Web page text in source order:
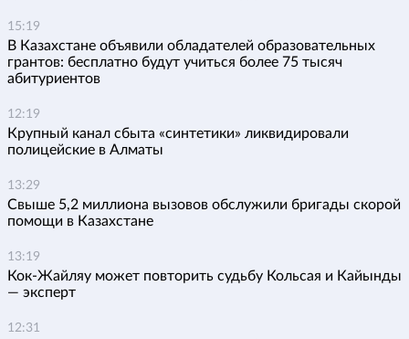
15:19
В Казахстане объявили обладателей образовательных
грантов: бесплатно будут учиться более 75 тысяч
абитуриентов
12:19
Крупный канал сбыта «синтетики» ликвидировали
полицейские в Алматы
13:29
Свыше 5,2 миллиона вызовов обслужили бригады скорой
помощи в Казахстане
13:19
Кок-Жайляу может повторить судьбу Кольсая и Кайынды
— эксперт
12:31